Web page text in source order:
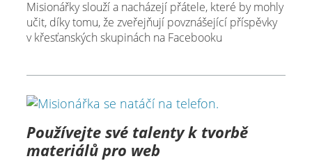
Misionářky slouží a nacházejí přátele, které by mohly
učit, díky tomu, že zveřejňují povznášející příspěvky
v křesťanských skupinách na Facebooku
Používejte své talenty k tvorbě
materiálů pro web